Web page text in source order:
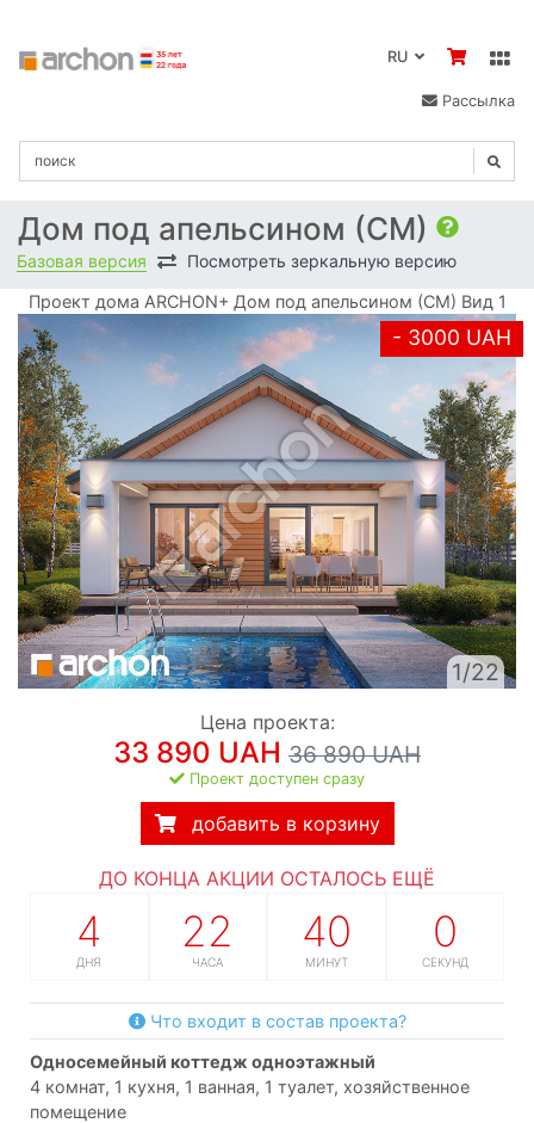
Рассылка
Дом под апельсином (СМ)
Базовая версия Посмотреть зеркальную версию
Проект дома ARCHON+ Дом под апельсином (СМ) Вид 1
- 3000 UAH
1/22
Цена проекта:
33 890 UAH 36 890 UAH
Проект доступен сразу
добавить в корзину
ДО КОНЦА АКЦИИ ОСТАЛОСЬ ЕЩЁ
4
ДНЯ
22
ЧАСА
39
МИНУТ
59
СЕКУНД
Что входит в состав проекта?
односемейный коттедж одноэтажный
4 комнат, 1 кухня, 1 ванная, 1 туалет, хозяйственное
помещение